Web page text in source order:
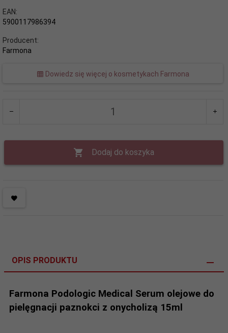
EAN:
5900117986394
Producent:
Farmona
Dowiedz się więcej o kosmetykach Farmona
Dodaj do koszyka
OPIS PRODUKTU
Farmona Podologic Medical Serum olejowe do
pielęgnacji paznokci z onycholizą 15ml